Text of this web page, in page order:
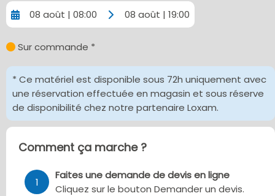
08 août | 08:00 08 août | 19:00
Sur commande *
* Ce matériel est disponible sous 72h uniquement avec
une réservation effectuée en magasin et sous réserve
de disponibilité chez notre partenaire Loxam.
Comment ça marche ?
1
Faites une demande de devis en ligne
Cliquez sur le bouton Demander un devis.